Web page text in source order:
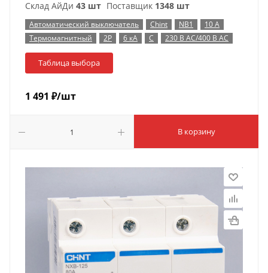
Склад АйДи 43 шт Поставщик 1348 шт
Автоматический выключатель Chint NB1
10 А
Термомагнитный
2P 6 кА C 230 В AC/400 В AC
Таблица выбора
1 491 ₽/шт
В корзину